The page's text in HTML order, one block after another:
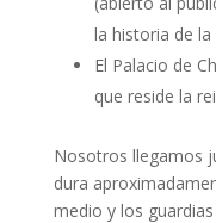
la historia de
El Palacio de
que reside la
Nosotros llegamos
dura
medio y los